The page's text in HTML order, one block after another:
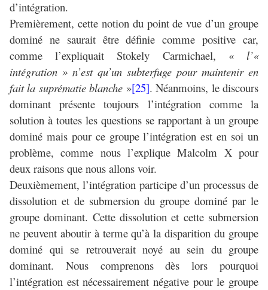
d’intégration.
Premièrement, cette notion du point de vue d’un groupe
dominé ne saurait être définie comme positive car,
comme l’expliquait Stokely Carmichael, « l’«
intégration » n’est qu’un subterfuge pour maintenir en
fait la suprématie blanche »[25]. Néanmoins, le discours
dominant présente toujours l’intégration comme la
solution à toutes les questions se rapportant à un groupe
dominé mais pour ce groupe l’intégration est en soi un
problème, comme nous l’explique Malcolm X pour
deux raisons que nous allons voir.
Deuxièmement, l’intégration participe d’un processus de
dissolution et de submersion du groupe dominé par le
groupe dominant. Cette dissolution et cette submersion
ne peuvent aboutir à terme qu’à la disparition du groupe
dominé qui se retrouverait noyé au sein du groupe
dominant. Nous comprenons dès lors pourquoi
l’intégration est nécessairement négative pour le groupe